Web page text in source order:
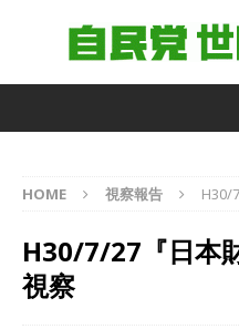
HOME 視察報告 H30/
H30/7/27『日本
視察
自
主
党
世